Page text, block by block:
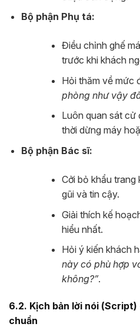
Bộ phận Phụ tá:
Điều chỉnh ghế
trước khi khách
Hỏi thăm về mức
phòng như vậy
Luôn quan sát cử
thời dừng máy
Bộ phận Bác sĩ:
Cởi bỏ khẩu
gũi và tin cậy.
Giải thích kế
hiểu nhất.
Hỏi ý kiến khách
này có phù hợp
không?”.
6.2. Kịch bản lời nói
chuẩn